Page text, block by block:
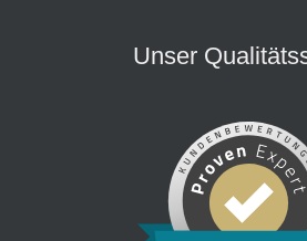
Unser